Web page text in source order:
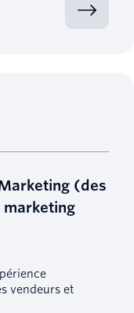
(des
marketing
vendeurs et